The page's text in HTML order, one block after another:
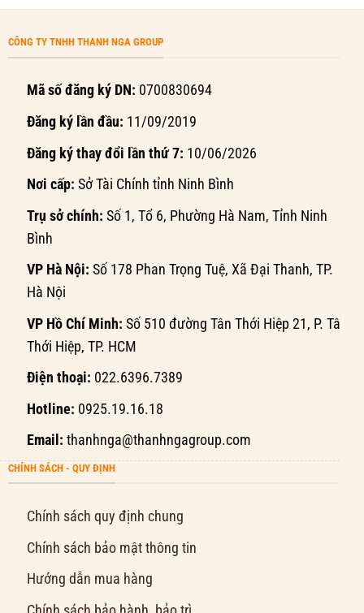
CÔNG TY TNHH THANH NGA GROUP
Mã số đăng ký DN: 0700830694
Đăng ký lần đầu: 11/09/2019
Đăng ký thay đổi lần thứ 7: 10/06/2026
Nơi cấp: Sở Tài Chính tỉnh Ninh Bình
Trụ sở chính: Số 1, Tổ 6, Phường Hà Nam, Tỉnh Ninh
Bình
VP Hà Nội: Số 178 Phan Trọng Tuệ, Xã Đại Thanh, TP.
Hà Nội
VP Hồ Chí Minh: Số 510 đường Tân Thới Hiệp 21, P. Tân
Thới Hiệp, TP. HCM
Điện thoại: 022.6396.7389
Hotline: 0925.19.16.18
Email: thanhnga@thanhngagroup.com
CHÍNH SÁCH - QUY ĐỊNH
Chính sách quy định chung
Chính sách bảo mật thông tin
Hướng dẫn mua hàng